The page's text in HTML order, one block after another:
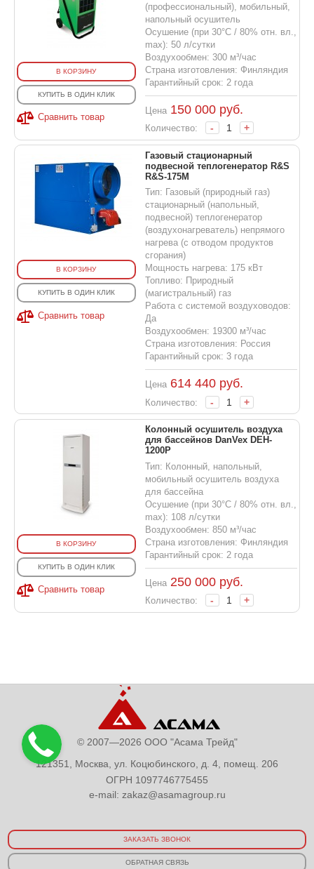
В КОРЗИНУ
КУПИТЬ В ОДИН КЛИК
Сравнить товар
(профессиональный), мобильный,
напольный осушитель
Осушение (при 30°С / 80% отн. вл.,
max): 50 л/сутки
Воздухообмен: 300 м³/час
Страна изготовления: Финляндия
Гарантийный срок: 2 года
Цена 150 000руб.
Количество: - +
В КОРЗИНУ
КУПИТЬ В ОДИН КЛИК
Сравнить товар
Газовый стационарный
подвесной теплогенератор R&S
R&S-175M
Тип: Газовый (природный газ)
стационарный (напольный,
подвесной) теплогенератор
(воздухонагреватель) непрямого
нагрева (с отводом продуктов
сгорания)
Мощность нагрева: 175 кВт
Топливо: Природный
(магистральный) газ
Работа с системой воздуховодов:
Да
Воздухообмен: 19300 м³/час
Страна изготовления: Россия
Гарантийный срок: 3 года
Цена 614 440руб.
Количество: - +
В КОРЗИНУ
КУПИТЬ В ОДИН КЛИК
Сравнить товар
Колонный осушитель воздуха
для бассейнов DanVex DEH-
1200P
Тип: Колонный, напольный,
мобильный осушитель воздуха
для бассейна
Осушение (при 30°С / 80% отн. вл.,
max): 108 л/сутки
Воздухообмен: 850 м³/час
Страна изготовления: Финляндия
Гарантийный срок: 2 года
Цена 250 000руб.
Количество: - +
© 2007—2026 ООО "Асама Трейд"
121351, Москва, ул. Коцюбинского, д. 4, помещ. 206
ОГРН 1097746775455
e-mail: zakaz@asamagroup.ru
ЗАКАЗАТЬ ЗВОНОК
ОБРАТНАЯ СВЯЗЬ